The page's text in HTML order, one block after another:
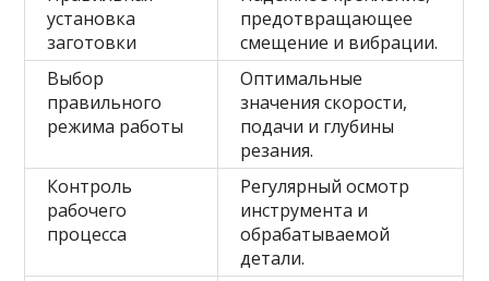
установка
заготовки
предотвращающее
смещение и вибрации.
Выбор
правильного
режима работы
Оптимальные
значения скорости,
подачи и глубины
резания.
Контроль
рабочего
процесса
Регулярный осмотр
инструмента и
обрабатываемой
детали.